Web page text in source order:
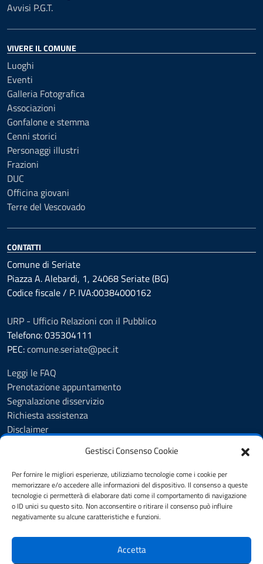
Gestisci Consenso Cookie
Per fornire le migliori esperienze, utilizziamo tecnologie come i cookie per
memorizzare e/o accedere alle informazioni del dispositivo. Il consenso a queste
tecnologie ci permetterà di elaborare dati come il comportamento di navigazione
o ID unici su questo sito. Non acconsentire o ritirare il consenso può influire
negativamente su alcune caratteristiche e funzioni.
Accetta
Avvisi P.G.T.
VIVERE IL COMUNE
Luoghi
Eventi
Galleria Fotografica
Associazioni
Gonfalone e stemma
Cenni storici
Personaggi illustri
Frazioni
DUC
Officina giovani
Terre del Vescovado
CONTATTI
Comune di Seriate
Piazza A. Alebardi, 1, 24068 Seriate (BG)
Codice fiscale / P. IVA:00384000162
URP - Ufficio Relazioni con il Pubblico
Telefono: 035304111
PEC:comune.seriate@pec.it
Leggi le FAQ
Prenotazione appuntamento
Segnalazione disservizio
Richiesta assistenza
Disclaimer
Cookie Policy
Informativa privacy
Dichiarazione di accessibilità
Note legali